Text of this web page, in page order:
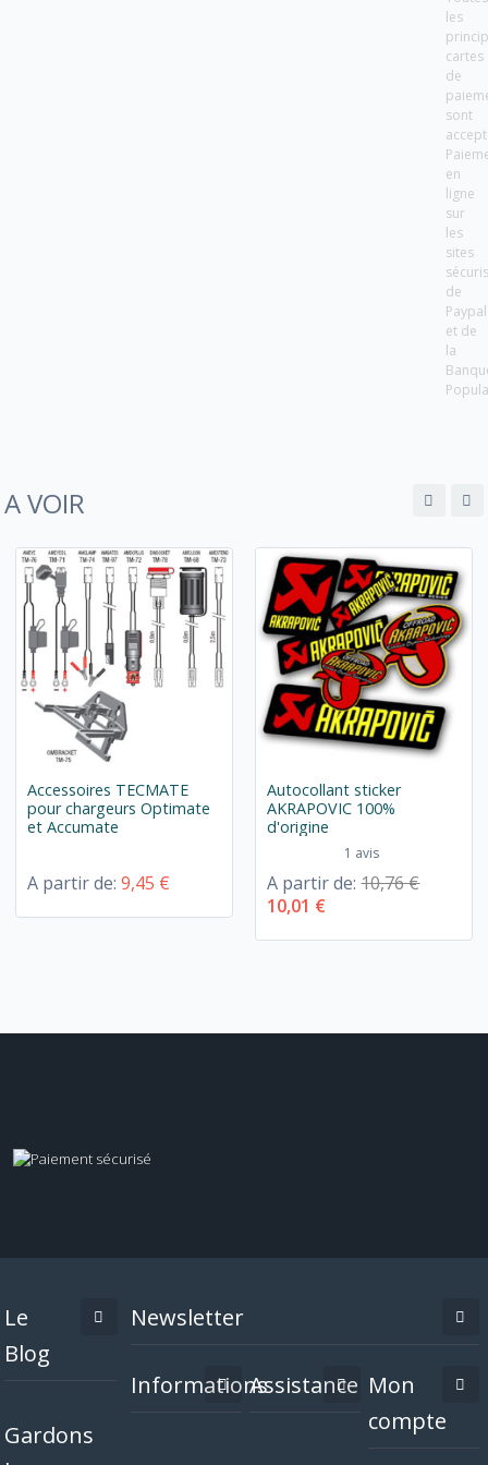
les
cartes
de
sont
en
ligne
sur
les
sites
de
Paypal
et de
la
A VOIR
Accessoires TECMATE
pour chargeurs Optimate
et Accumate
A partir de:9,45 €
Autocollant sticker
AKRAPOVIC 100%
d'origine
1 avis
A partir de:10,76 €
10,01 €
Le
Blog
Gardons
Newsletter
InformationsAssistance Mon
compte